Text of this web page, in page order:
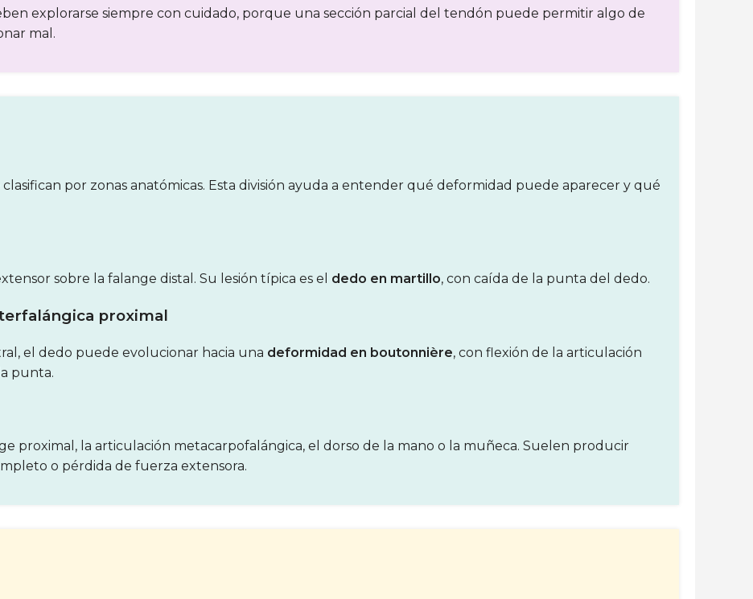
explorarse siempre con cuidado, porque una sección parcial del tendón puede permitir algo de
mal.
clasifican por zonas anatómicas. Esta división ayuda a entender qué deformidad puede aparecer y qué
sobre la falange distal. Su lesión típica es el dedo en martillo, con caída de la punta del dedo.
proximal
el dedo puede evolucionar hacia una deformidad en boutonnière, con flexión de la articulación
punta.
proximal, la articulación metacarpofalángica, el dorso de la mano o la muñeca. Suelen producir
o pérdida de fuerza extensora.